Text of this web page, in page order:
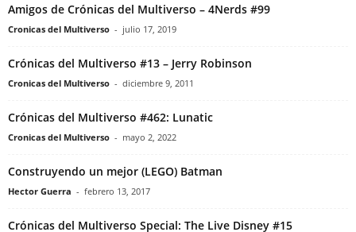
Amigos de Crónicas del Multiverso – 4Nerds #99
Cronicas del Multiverso - julio 17, 2019
Crónicas del Multiverso #13 – Jerry Robinson
Cronicas del Multiverso - diciembre 9, 2011
Crónicas del Multiverso #462: Lunatic
Cronicas del Multiverso - mayo 2, 2022
Construyendo un mejor (LEGO) Batman
Hector Guerra - febrero 13, 2017
Crónicas del Multiverso Special: The Live Disney #15